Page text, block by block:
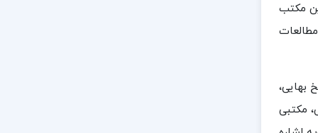
مکتب
بهایی،
مکتبی